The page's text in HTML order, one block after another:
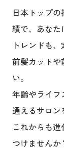
日本トップ
績で、あなた
トレンドも
前髪カットや
い。
年齢やライフ
通えるサロン
これからも
つけませんか